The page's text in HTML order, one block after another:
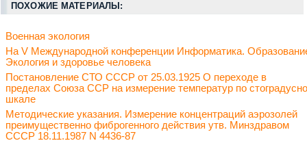
ПОХОЖИЕ МАТЕРИАЛЫ:
Военная экология
На V Международной конференции Информатика.
Экология и здоровье человека
Постановление СТО СССР от 25.03.1925 О переходе в
пределах Союза ССР на измерение температур по
шкале
Методические указания. Измерение концентраций аэрозолей
преимущественно фиброгенного действия утв. Минздравом
СССР 18.11.1987 N 4436-87